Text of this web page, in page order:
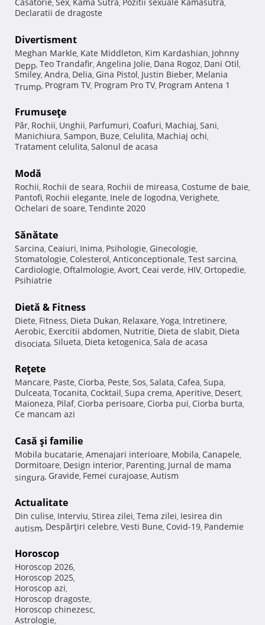
, , , ,
Declaratii de dragoste
Divertisment
Meghan Markle, Kate Middleton, Kim Kardashian, Johnny
Depp, Teo Trandafir, Angelina Jolie, Dana Rogoz, Dani Otil,
Smiley, Andra, Delia, Gina Pistol, Justin Bieber, Melania
Trump, Program TV, Program Pro TV, Program Antena 1
Frumuseţe
Păr, Rochii, Unghii, Parfumuri, Coafuri, Machiaj, Sani,
Manichiura, Sampon, Buze, Celulita, Machiaj ochi,
Tratament celulita, Salonul de acasa
Modă
Rochii, Rochii de seara, Rochii de mireasa, Costume de baie,
Pantofi, Rochii elegante, Inele de logodna, Verighete,
Ochelari de soare, Tendinte 2020
Sănătate
Sarcina, Ceaiuri, Inima, Psihologie, Ginecologie,
Stomatologie, Colesterol, Anticonceptionale, Test sarcina,
Cardiologie, Oftalmologie, Avort, Ceai verde, HIV, Ortopedie,
Psihiatrie
Dietă & Fitness
Diete, Fitness, Dieta Dukan, Relaxare, Yoga, Intretinere,
Aerobic, Exercitii abdomen, Nutritie, Dieta de slabit, Dieta
disociata, Silueta, Dieta ketogenica, Sala de acasa
Reţete
Mancare, Paste, Ciorba, Peste, Sos, Salata, Cafea, Supa,
Dulceata, Tocanita, Cocktail, Supa crema, Aperitive, Desert,
Maioneza, Pilaf, Ciorba perisoare, Ciorba pui, Ciorba burta,
Ce mancam azi
Casă şi familie
Mobila bucatarie, Amenajari interioare, Mobila, Canapele,
Dormitoare, Design interior, Parenting, Jurnal de mama
singura, Gravide, Femei curajoase, Autism
Actualitate
Din culise, Interviu, Stirea zilei, Tema zilei, Iesirea din
autism, Despărţiri celebre, Vesti Bune, Covid-19, Pandemie
Horoscop
Horoscop 2026,
Horoscop 2025,
Horoscop azi,
Horoscop dragoste,
Horoscop chinezesc,
Astrologie,